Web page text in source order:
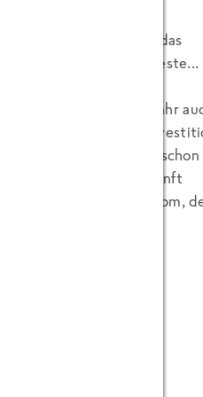
Produktes, das
liest halt nur das Neueste...
hat seit letztem Jahr
Für ihn ist die
profitieren aber jetzt schon
nicht für die nahe Zukunft
dann wird der Strom,